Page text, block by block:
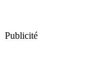
Publicité